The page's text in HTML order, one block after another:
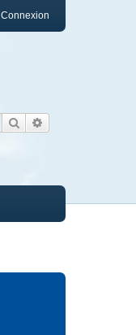
Connexion
Rechercher